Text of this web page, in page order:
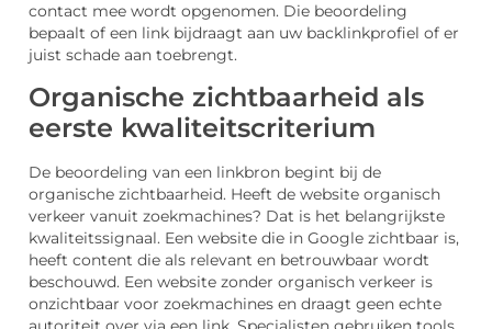
contact mee wordt opgenomen. Die beoordeling
bepaalt of een link bijdraagt aan uw backlinkprofiel of er
juist schade aan toebrengt.
Organische zichtbaarheid als
eerste kwaliteitscriterium
De beoordeling van een linkbron begint bij de
organische zichtbaarheid. Heeft de website organisch
verkeer vanuit zoekmachines? Dat is het belangrijkste
kwaliteitssignaal. Een website die in Google zichtbaar is,
heeft content die als relevant en betrouwbaar wordt
beschouwd. Een website zonder organisch verkeer is
onzichtbaar voor zoekmachines en draagt geen echte
autoriteit over via een link. Specialisten gebruiken tools